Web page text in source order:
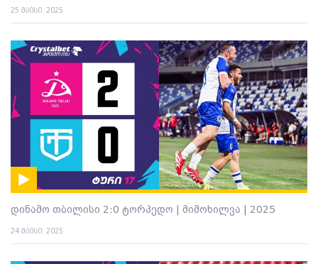
25 მაისი. 2025
დინამო თბილისი 2:0 ტორპედო | მიმოხილვა | 2025
24 მაისი. 2025